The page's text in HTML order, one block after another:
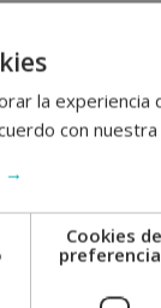
la experiencia
con nuestra
→
Cookies de